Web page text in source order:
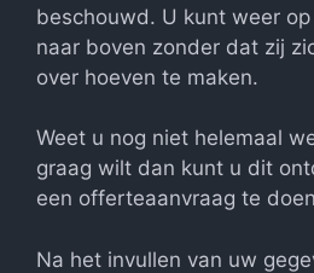
beschouwd. U kunt weer
naar boven zonder dat zij
over hoeven te maken.
Weet u nog niet helemaal
graag wilt dan kunt u dit
een offerteaanvraag te
Na het invullen van uw